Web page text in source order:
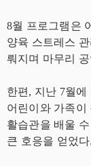
8월 프로그램은
양육 스트레스
뤄지며 마무리
한편, 지난 7월에
어린이와 가족이
활습관을 배울
큰 호응을 얻었다.